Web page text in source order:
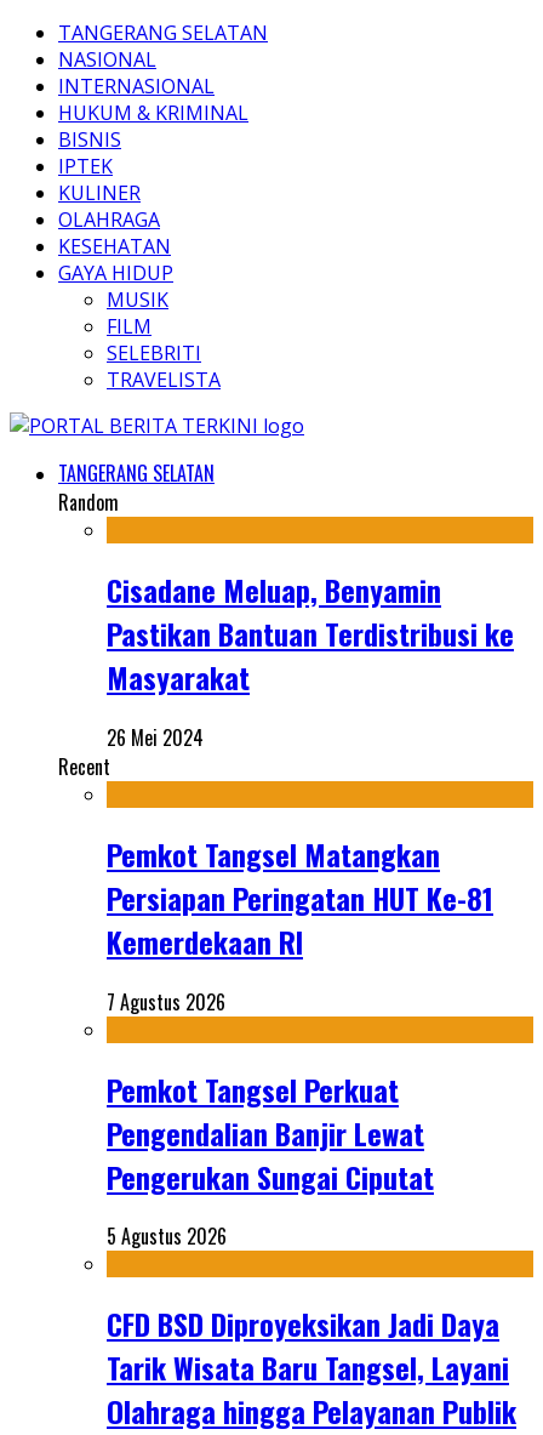
TANGERANG SELATAN
NASIONAL
INTERNASIONAL
HUKUM & KRIMINAL
BISNIS
IPTEK
KULINER
OLAHRAGA
KESEHATAN
GAYA HIDUP
MUSIK
FILM
SELEBRITI
TRAVELISTA
TANGERANG SELATAN
Random
Cisadane Meluap, Benyamin
Pastikan Bantuan Terdistribusi ke
Masyarakat
26 Mei 2024
Recent
Pemkot Tangsel Matangkan
Persiapan Peringatan HUT Ke-81
Kemerdekaan RI
7 Agustus 2026
Pemkot Tangsel Perkuat
Pengendalian Banjir Lewat
Pengerukan Sungai Ciputat
5 Agustus 2026
CFD BSD Diproyeksikan Jadi Daya
Tarik Wisata Baru Tangsel, Layani
Olahraga hingga Pelayanan Publik